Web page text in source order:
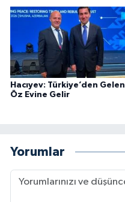
Hacıyev: Türkiye’den Gelen
Öz Evine Gelir
Yorumlar